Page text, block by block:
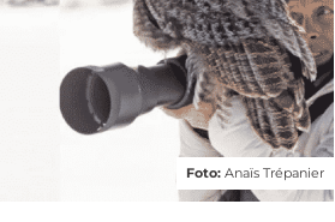
Foto: Anaïs Trépanier